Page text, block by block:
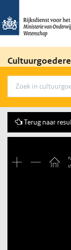
Terug naar